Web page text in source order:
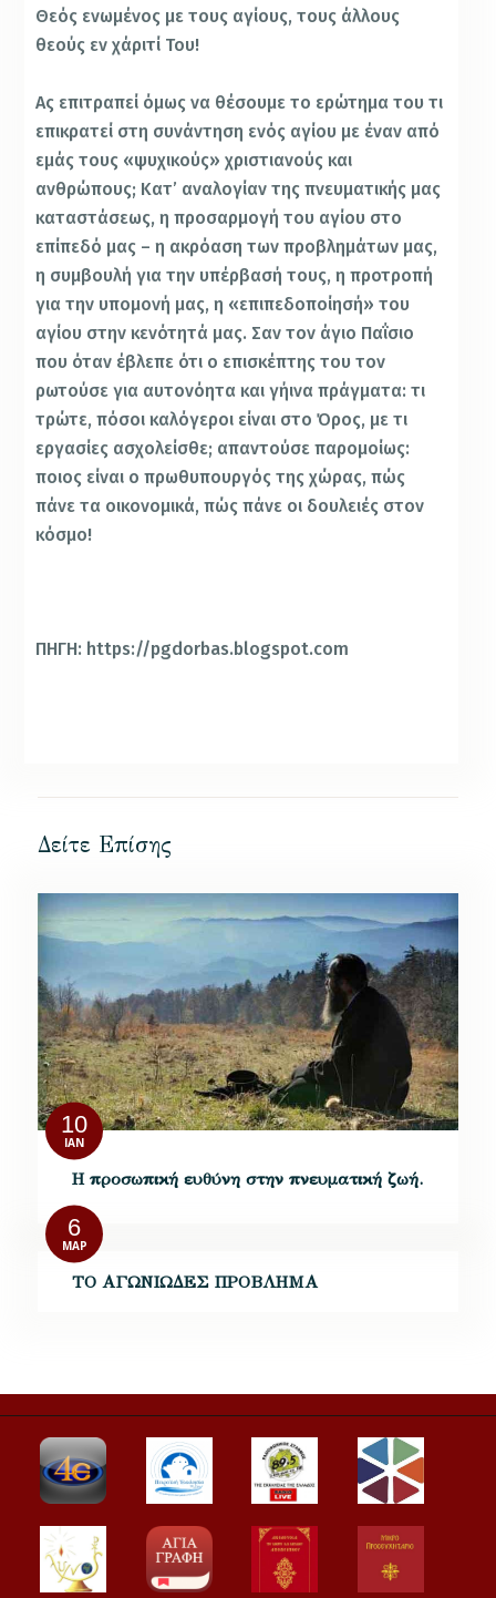
Θεός ενωμένος με τους αγίους, τους άλλους
θεούς εν χάριτί Του!
Ας επιτραπεί όμως να θέσουμε το ερώτημα του τι
επικρατεί στη συνάντηση ενός αγίου με έναν από
εμάς τους «ψυχικούς» χριστιανούς και
ανθρώπους; Κατ’ αναλογίαν της πνευματικής μας
καταστάσεως, η προσαρμογή του αγίου στο
επίπεδό μας – η ακρόαση των προβλημάτων μας,
η συμβουλή για την υπέρβασή τους, η προτροπή
για την υπομονή μας, η «επιπεδοποίησή» του
αγίου στην κενότητά μας. Σαν τον άγιο Παΐσιο
που όταν έβλεπε ότι ο επισκέπτης του τον
ρωτούσε για αυτονόητα και γήινα πράγματα: τι
τρώτε, πόσοι καλόγεροι είναι στο Όρος, με τι
εργασίες ασχολείσθε; απαντούσε παρομοίως:
ποιος είναι ο πρωθυπουργός της χώρας, πώς
πάνε τα οικονομικά, πώς πάνε οι δουλειές στον
κόσμο!
ΠΗΓΗ: https://pgdorbas.blogspot.com
Δείτε Επίσης
10
ΙΑΝ
Η προσωπική ευθύνη στην πνευματική ζωή.
6
ΜΑΡ
ΤΟ ΑΓΩΝΙΩΔΕΣ ΠΡΟΒΛΗΜΑ